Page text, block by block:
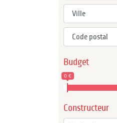
Budget
0 €
Constructeur